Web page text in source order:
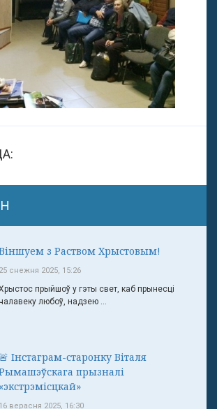
з Раством Хрыстовым!
25 снежня 2025, 15:26
прыйшоў у гэты свет, каб прынесці
любоў, надзею ...
🚨 Інстаграм-старонку Віталя
прызналі
«экстрэмісцкай»
16 верасня 2025, 16:30